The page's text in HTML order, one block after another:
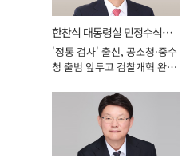
한찬식 대통령실 민정수석비
서관
'정통 검사' 출신, 공소청·중수
청 출범 앞두고 검찰개혁 완수